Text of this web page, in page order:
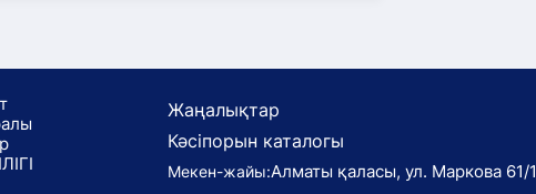
Жаңалықтар
Кәсіпорын каталогы
Мекен-жайы:Алматы қаласы, ул. Маркова 61/1